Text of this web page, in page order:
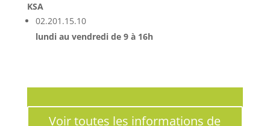
KSA
02.201.15.10
lundi au vendredi de 9 à 16h
Voir toutes les informations de